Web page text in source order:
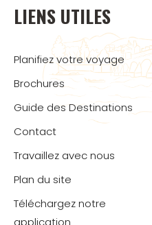
LIENS UTILES
Planifiez votre voyage
Brochures
Guide des Destinations
Contact
Travaillez avec nous
Plan du site
Téléchargez notre
application